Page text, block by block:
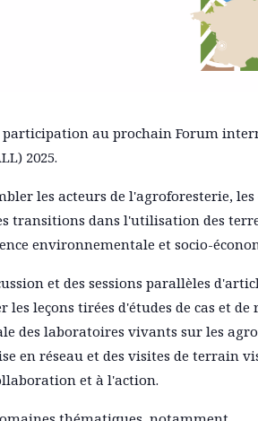
participation au prochain Forum
2025.
les acteurs de l'agroforesterie, les
transitions dans l'utilisation des
environnementale et socio-
et des sessions parallèles
leçons tirées d'études de cas et de
des laboratoires vivants sur les
en réseau et des visites de terrain
et à l'action.